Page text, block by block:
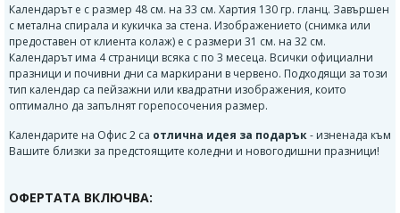
Календарът е с размер 48 см. на 33 см. Хартия 130 гр. гланц. Завършен
с метална спирала и кукичка за стена. Изображението (снимка или
предоставен от клиента колаж) е с размери 31 см. на 32 см.
Календарът има 4 страници всяка с по 3 месеца. Всички официални
празници и почивни дни са маркирани в червено. Подходящи за този
тип календар са пейзажни или квадратни изображения, които
оптимално да запълнят горепосочения размер.
Календарите на Офис 2 са отлична идея за подарък- изненада към
Вашите близки за предстоящите коледни и новогодишни празници!
ОФЕРТАТА ВКЛЮЧВА: